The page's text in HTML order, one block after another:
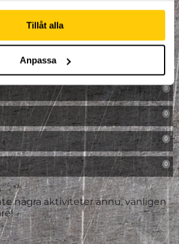
Tillåt alla
Anpassa
0
0
0
0
0
0
några aktiviteter ännu, vänligen